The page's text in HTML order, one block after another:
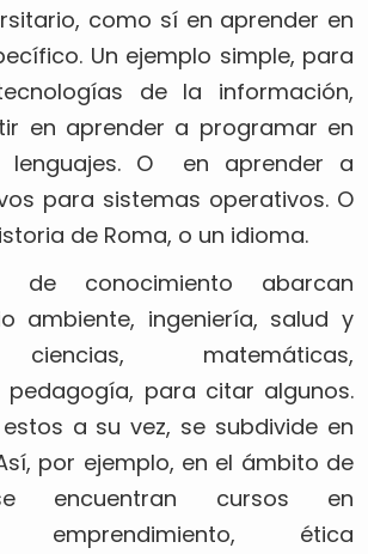
como sí en aprender en
Un ejemplo simple, para
de la información,
en aprender a programar en
lenguajes. O en aprender a
para sistemas operativos. O
de Roma, o un idioma.
de conocimiento abarcan
ambiente, ingeniería, salud y
matemáticas,
pedagogía, para citar algunos.
a su vez, se subdivide en
por ejemplo, en el ámbito de
encuentran cursos en
emprendimiento, ética